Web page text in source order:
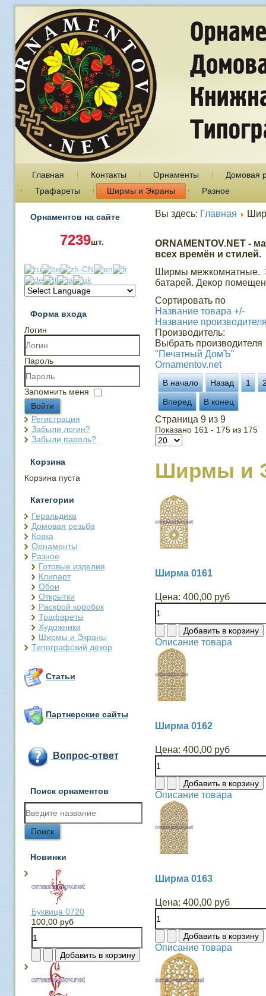
Главная Контакты Орнаменты
Домовая
Трафареты
Ширмы и Экраны Разное
Орнаментов на сайте
7239шт.
Форма входа
Логин
Пароль
Запомнить меня
Войти
Регистрация
Забыли логин?
Забыли пароль?
Корзина
Корзина пуста
Категории
Геральдика
Домовая резьба
Ковка
Орнаменты
Разное
Готовые изделия
Клипарт
Обои
Открытки
Раскрой коробок
Трафареты
Художники
Ширмы и Экраны
Типографский декор
Статьи
Партнерские сайты
Вопрос-ответ
Поиск орнаментов
Новинки
Буквица 0720
100,00 руб
Вы здесь: Главная
ORNAMENTOV.NET -
всех времён и стилей.
Ширмы межкомнатные.
батарей. Декор
Сортировать по
Название товара +/-
Название
Производитель:
Выбрать производителя
"Печатный ДомЪ"
Ornamentov.net
В начало Назад 1
Вперед
В конец
Страница 9 из 9
Показано 161 - 175 из 175
Ширмы и
Ширма 0161
Цена: 400,00 руб
Описание товара
Ширма 0162
Цена: 400,00 руб
Описание товара
Ширма 0163
Цена: 400,00 руб
Описание товара